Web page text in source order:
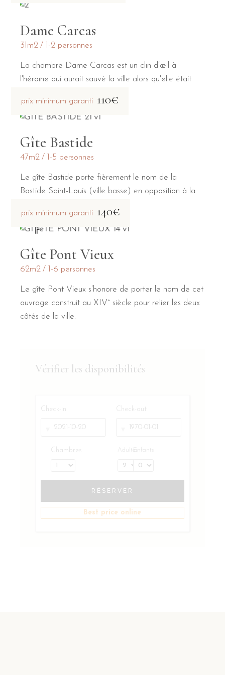
Dame Carcas
31m2 1-2 personnes
La chambre Dame Carcas est un clin d’œil à
l'héroïne qui aurait sauvé la ville alors qu'elle était
prix minimum garanti 110€
Gîte Bastide
47m2 1-5 personnes
Le gîte Bastide porte fièrement le nom de la
Bastide Saint-Louis (ville basse) en opposition à la
prix minimum garanti 140€
Gîte Pont Vieux
62m2 1-6 personnes
Le gîte Pont Vieux s’honore de porter le nom de cet
ouvrage construit au XIV° siècle pour relier les deux
côtés de la ville.
Vérifier les disponibilités
Check-in Check-out
Chambres AdultesEnfants
RÉSERVER
Best price online